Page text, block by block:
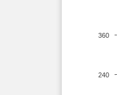
240
360